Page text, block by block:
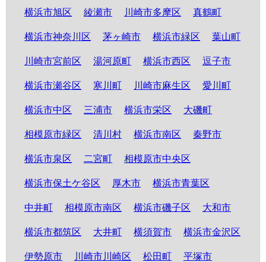
横浜市旭区 綾瀬市 川崎市多摩区 真鶴町
横浜市神奈川区 茅ヶ崎市 横浜市緑区 葉山町
川崎市宮前区 湯河原町 横浜市西区 逗子市
横浜市瀬谷区 寒川町 川崎市麻生区 愛川町
横浜市中区 三浦市 横浜市栄区 大磯町
相模原市緑区 清川村 横浜市南区 秦野市
横浜市泉区 二宮町 相模原市中央区
横浜市保土ケ谷区 厚木市 横浜市青葉区
中井町 相模原市南区 横浜市磯子区 大和市
横浜市都筑区 大井町 横須賀市 横浜市金沢区
伊勢原市 川崎市川崎区 松田町 平塚市